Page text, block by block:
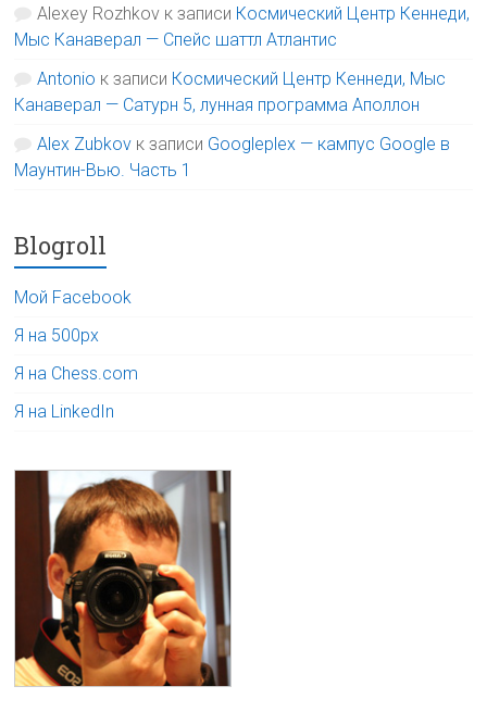
Alexey Rozhkov к записи Космический Центр Кеннеди,
Мыс Канаверал — Спейс шаттл Атлантис
Antonio к записи Космический Центр Кеннеди, Мыс
Канаверал — Сатурн 5, лунная программа Аполлон
Alex Zubkov к записи Googleplex — кампус Google в
Маунтин-Вью. Часть 1
Blogroll
Мой Facebook
Я на 500px
Я на Chess.com
Я на LinkedIn